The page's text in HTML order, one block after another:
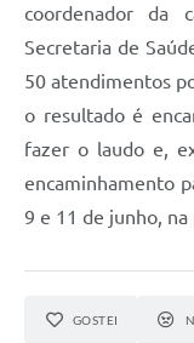
coordenador da
Secretaria de
50 atendimentos
o resultado é
fazer o laudo e,
encaminhamento
9 e 11 de junho,
GOSTEI